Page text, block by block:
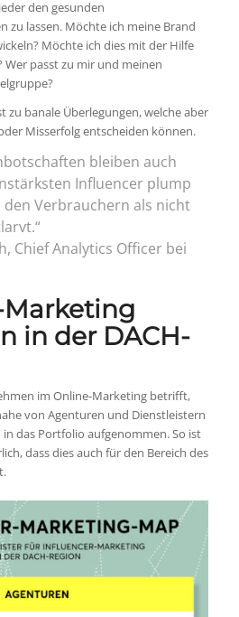
den gesunden
zu lassen. Möchte ich meine Brand
Möchte ich dies mit der Hilfe
passt zu mir und meinen
zu banale Überlegungen, welche aber
Misserfolg entscheiden können.
bleiben auch
Influencer plump
Verbrauchern als nicht
Chief Analytics Officer bei
in der DACH-
im Online-Marketing betrifft,
von Agenturen und Dienstleistern
das Portfolio aufgenommen. So ist
dass dies auch für den Bereich des